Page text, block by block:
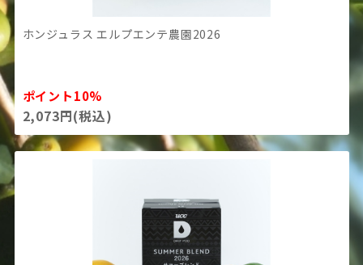
ホンジュラス エルプエンテ農園2026
ポイント10%
2,073円(税込)